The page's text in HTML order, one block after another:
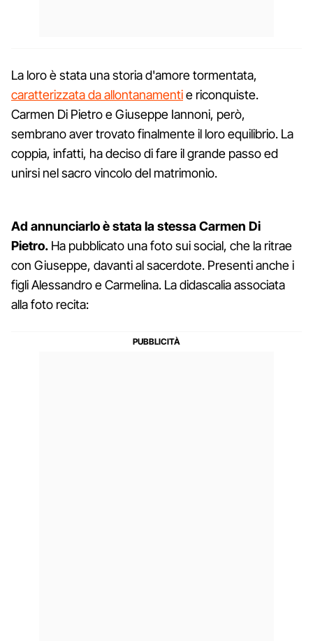
La loro è stata una storia d'amore tormentata,
caratterizzata da allontanamentie riconquiste.
Carmen Di Pietro e Giuseppe Iannoni, però,
sembrano aver trovato finalmente il loro equilibrio. La
coppia, infatti, ha deciso di fare il grande passo ed
unirsi nel sacro vincolo del matrimonio.
Ad annunciarlo è stata la stessa Carmen Di
Pietro. Ha pubblicato una foto sui social, che la ritrae
con Giuseppe, davanti al sacerdote. Presenti anche i
figli Alessandro e Carmelina. La didascalia associata
alla foto recita: